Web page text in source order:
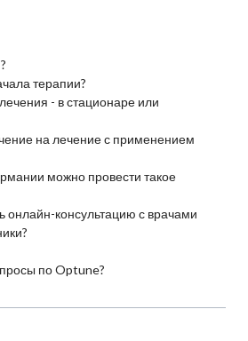
терапии?
- в стационаре или
на лечение с применением
можно провести такое
онлайн-консультацию с врачами
по Optune?